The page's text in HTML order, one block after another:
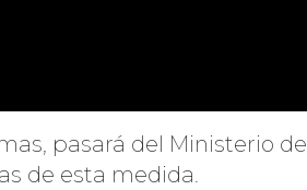
pasará del Ministerio de
de esta medida.